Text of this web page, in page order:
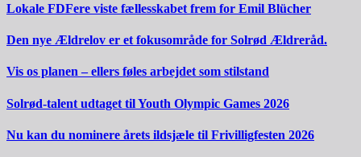
Lokale FDFere viste fællesskabet frem for Emil Blücher
Den nye Ældrelov er et fokusområde for Solrød Ældreråd.
Vis os planen – ellers føles arbejdet som stilstand
Solrød-talent udtaget til Youth Olympic Games 2026
Nu kan du nominere årets ildsjæle til Frivilligfesten 2026